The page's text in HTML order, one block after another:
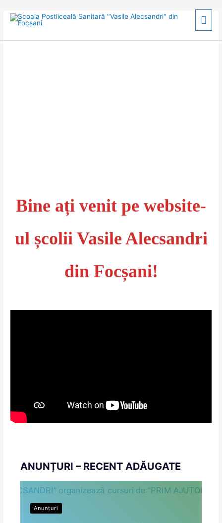
Bine ați venit pe website-
ul școlii Vasile Alecsandri
din Focșani!
ANUNȚURI – RECENT ADĂUGATE
Anunțuri